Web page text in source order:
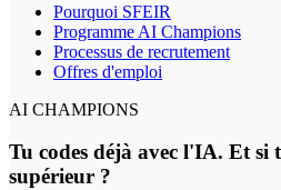
Pourquoi SFEIR
Programme AI Champions
Processus de recrutement
Offres d'emploi
AI CHAMPIONS
Tu codes déjà avec l'IA. Et si
supérieur ?